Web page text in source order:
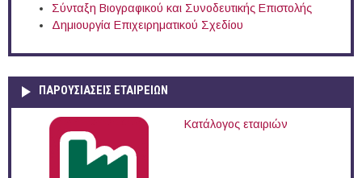
Σύνταξη Βιογραφικού και Συνοδευτικής Επιστολής
Δημιουργία Επιχειρηματικού Σχεδίου
ΠΑΡΟΥΣΙΆΣΕΙΣ ΕΤΑΙΡΕΙΏΝ
Κατάλογος εταιριών